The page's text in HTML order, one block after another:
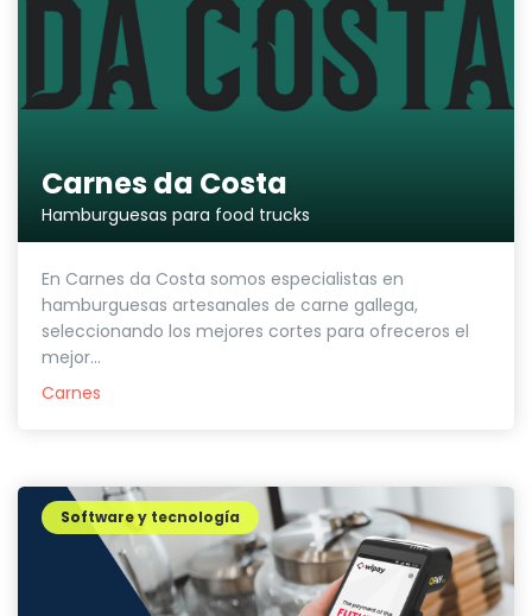
Carnes da Costa
Hamburguesas para food trucks
En Carnes da Costa somos especialistas en
hamburguesas artesanales de carne gallega,
seleccionando los mejores cortes para ofreceros el
mejor...
Carnes
Software y tecnología